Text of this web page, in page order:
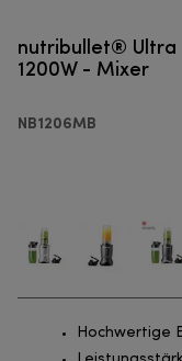
nutribullet® Ultra
1200W - Mixer
NB1206MB
Hochwertige